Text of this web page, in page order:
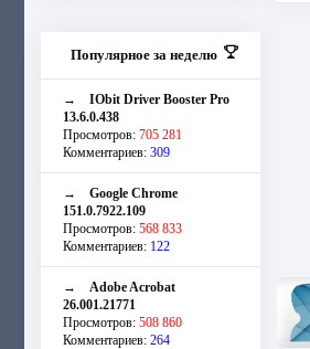
Популярное за неделю
→ IObit Driver Booster Pro
13.6.0.438
Просмотров: 705 281
Комментариев: 309
→ Google Chrome
151.0.7922.109
Просмотров: 568 833
Комментариев: 122
→ Adobe Acrobat
26.001.21771
Просмотров: 508 860
Комментариев: 264